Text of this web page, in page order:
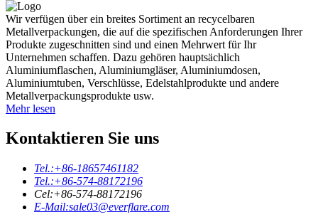
Wir verfügen über ein breites Sortiment an recycelbaren
Metallverpackungen, die auf die spezifischen Anforderungen Ihrer
Produkte zugeschnitten sind und einen Mehrwert für Ihr
Unternehmen schaffen. Dazu gehören hauptsächlich
Aluminiumflaschen, Aluminiumgläser, Aluminiumdosen,
Aluminiumtuben, Verschlüsse, Edelstahlprodukte und andere
Metallverpackungsprodukte usw.
Mehr lesen
Kontaktieren Sie uns
Tel.:+86-18657461182
Tel.:+86-574-88172196
Cel:+86-574-88172196
E-Mail:sale03@everflare.com